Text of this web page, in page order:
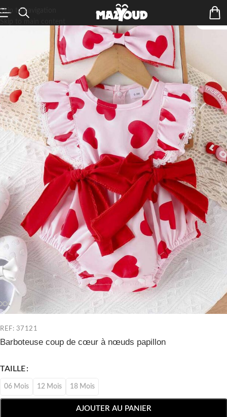
Skip to navigation
REF: 37121
Barboteuse coup de cœur à nœuds papillon
TAILLE
06 Mois 12 Mois 18 Mois
AJOUTER AU PANIER